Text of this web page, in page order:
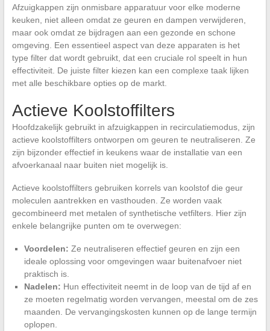
Afzuigkappen zijn onmisbare apparatuur voor elke moderne
keuken, niet alleen omdat ze geuren en dampen verwijderen,
maar ook omdat ze bijdragen aan een gezonde en schone
omgeving. Een essentieel aspect van deze apparaten is het
type filter dat wordt gebruikt, dat een cruciale rol speelt in hun
effectiviteit. De juiste filter kiezen kan een complexe taak lijken
met alle beschikbare opties op de markt.
Actieve Koolstoffilters
Hoofdzakelijk gebruikt in afzuigkappen in recirculatiemodus, zijn
actieve koolstoffilters ontworpen om geuren te neutraliseren. Ze
zijn bijzonder effectief in keukens waar de installatie van een
afvoerkanaal naar buiten niet mogelijk is.
Actieve koolstoffilters gebruiken korrels van koolstof die geur
moleculen aantrekken en vasthouden. Ze worden vaak
gecombineerd met metalen of synthetische vetfilters. Hier zijn
enkele belangrijke punten om te overwegen:
Voordelen: Ze neutraliseren effectief geuren en zijn een
ideale oplossing voor omgevingen waar buitenafvoer niet
praktisch is.
Nadelen: Hun effectiviteit neemt in de loop van de tijd af en
ze moeten regelmatig worden vervangen, meestal om de zes
maanden. De vervangingskosten kunnen op de lange termijn
oplopen.